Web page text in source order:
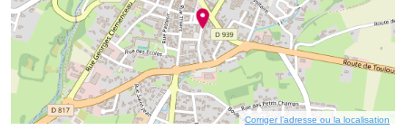
Corriger l’adresse ou la localisation